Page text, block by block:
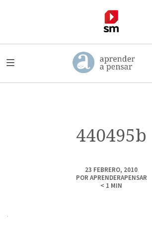
440495b
23 FEBRERO, 2010
POR APRENDERAPENSAR
< 1 MIN